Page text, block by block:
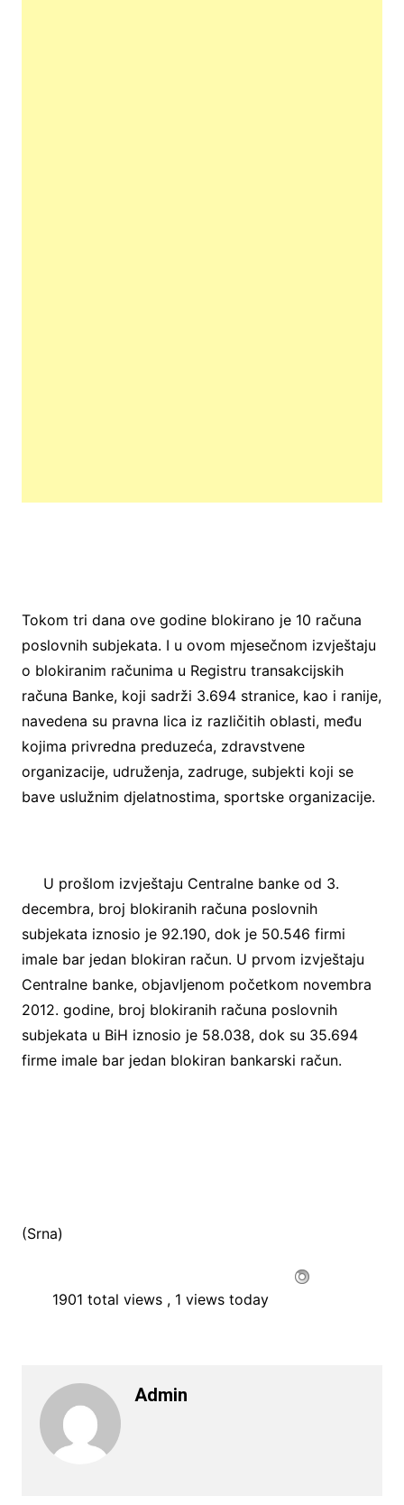
Tokom tri dana ove godine blokirano je 10 računa
poslovnih subjekata. I u ovom mjesečnom izvještaju
o blokiranim računima u Registru transakcijskih
računa Banke, koji sadrži 3.694 stranice, kao i ranije,
navedena su pravna lica iz različitih oblasti, među
kojima privredna preduzeća, zdravstvene
organizacije, udruženja, zadruge, subjekti koji se
bave uslužnim djelatnostima, sportske organizacije.
U prošlom izvještaju Centralne banke od 3.
decembra, broj blokiranih računa poslovnih
subjekata iznosio je 92.190, dok je 50.546 firmi
imale bar jedan blokiran račun. U prvom izvještaju
Centralne banke, objavljenom početkom novembra
2012. godine, broj blokiranih računa poslovnih
subjekata u BiH iznosio je 58.038, dok su 35.694
firme imale bar jedan blokiran bankarski račun.
(Srna)
1901 total views , 1 views today
Admin